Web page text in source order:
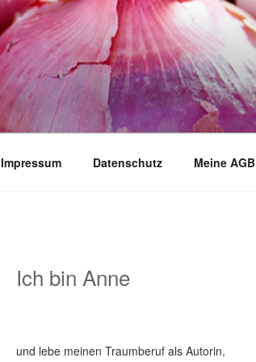
Impressum Datenschutz Meine AGB
Ich bin Anne
und lebe meinen Traumberuf als Autorin,